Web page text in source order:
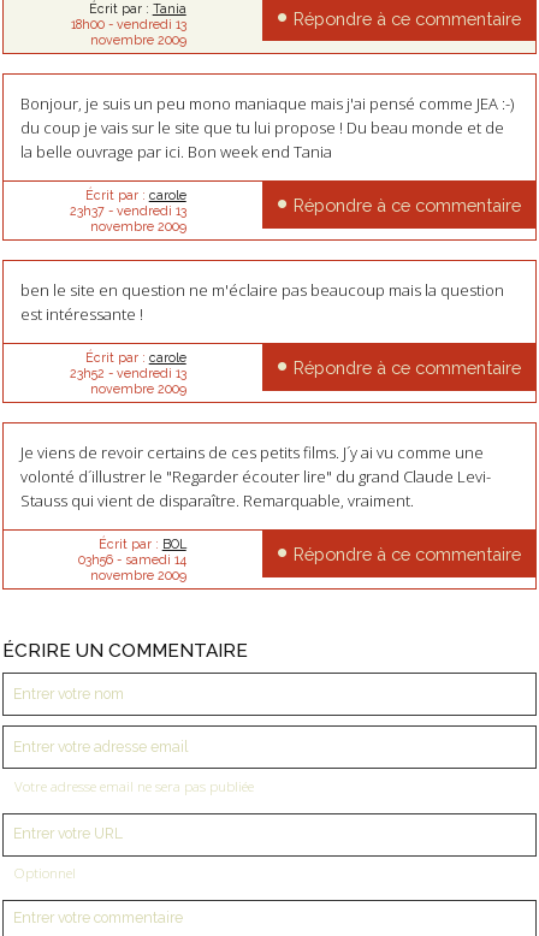
Écrit par : Tania
18h00- vendredi 13
novembre 2009
Répondre à ce commentaire
Bonjour, je suis un peu mono maniaque mais j'ai pensé comme JEA :-)
du coup je vais sur le site que tu lui propose ! Du beau monde et de
la belle ouvrage par ici. Bon week end Tania
Écrit par : carole
23h37- vendredi 13
novembre 2009
Répondre à ce commentaire
ben le site en question ne m'éclaire pas beaucoup mais la question
est intéressante !
Écrit par : carole
23h52 - vendredi 13
novembre 2009
Répondre à ce commentaire
Je viens de revoir certains de ces petits films. J´y ai vu comme une
volonté d´illustrer le "Regarder écouter lire" du grand Claude Levi-
Stauss qui vient de disparaître. Remarquable, vraiment.
Écrit par : BOL
03h56- samedi 14
novembre 2009
Répondre à ce commentaire
ÉCRIRE UN COMMENTAIRE
Votre adresse email ne sera pas publiée
Optionnel